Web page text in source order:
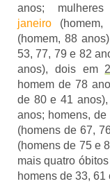
anos;
janeiro
(homem, 88
53, 77, 79 e 82
anos), dois em
homem de 78
de 80 e 41 anos),
anos; homens,
(homens de 67,
(homens de 75 e
mais quatro
homens de 33, 61